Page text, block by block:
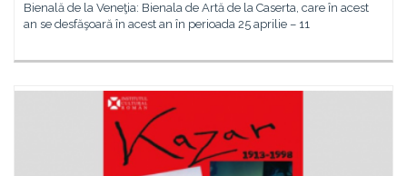
Bienală de la Veneţia: Bienala de Artă de la Caserta, care în acest
an se desfăşoară în acest an în perioada 25 aprilie – 11